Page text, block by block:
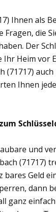
Ihnen als
die
Der
Ihr Heim vor
(71717)
Ihnen jede
und
(71717)
Geld
dann
ganz